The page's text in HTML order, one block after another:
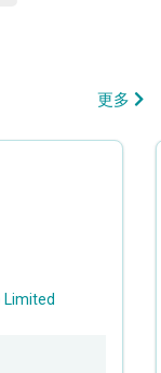
更多
Limited